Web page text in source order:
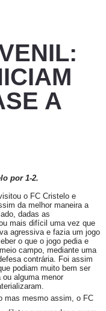
A
por 1-2.
o FC Cristelo e
da melhor maneira a
dadas as
mais difícil uma vez que
agressiva e fazia um jogo
o que o jogo pedia e
campo, mediante uma
contrária. Foi assim
podiam muito bem ser
alguma menor
mas mesmo assim, o FC